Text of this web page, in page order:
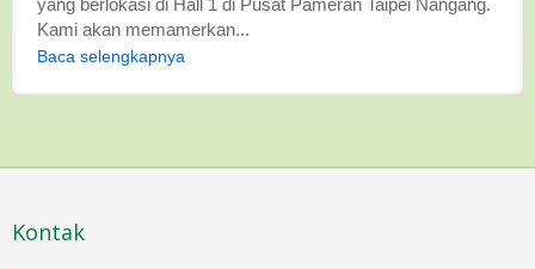
Kami akan memamerkan...
Baca selengkapnya
Kontak